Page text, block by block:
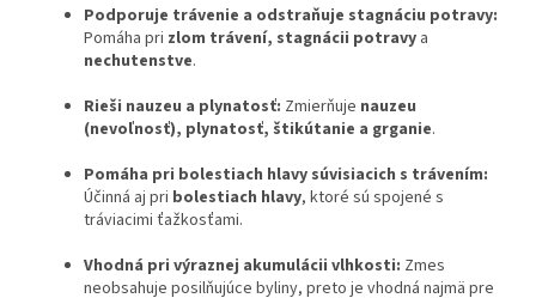
Podporuje trávenie a odstraňuje stagnáciu potravy:
Pomáha pri zlom trávení, stagnácii potravy a
nechutenstve.
Rieši nauzeu a plynatosť: Zmierňuje nauzeu
(nevoľnosť), plynatosť, štikútanie a grganie.
Pomáha pri bolestiach hlavy súvisiacich s trávením:
Účinná aj pri bolestiach hlavy, ktoré sú spojené s
tráviacimi ťažkosťami.
Vhodná pri výraznej akumulácii vlhkosti: Zmes
neobsahuje posilňujúce byliny, preto je vhodná najmä pre